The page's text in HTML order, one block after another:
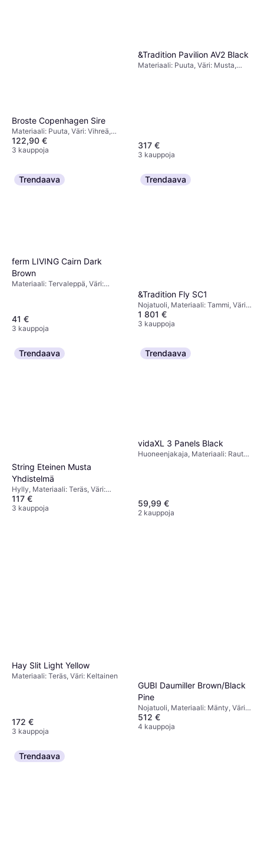
Broste Copenhagen Sire
Materiaali: Puuta, Väri: Vihreä,
Luonnonväri, Sininen,
Ominaisuudet: Jalkatuki
122,90 €
3 kauppoja
&Tradition Pavilion AV2 Black
Materiaali: Puuta, Väri: Musta,
317 €
3 kauppoja
Trendaava
ferm LIVING Cairn Dark
Brown
Materiaali: Tervaleppä, Väri:
41 €
3 kauppoja
Trendaava
&Tradition Fly SC1
Nojatuoli, Materiaali: Tammi, Väri:
Harmaa, Beige, Ruskea
1 801 €
3 kauppoja
Trendaava
String Eteinen Musta
Yhdistelmä
Hylly, Materiaali: Teräs, Väri:
Musta,Säilytysratkaisut: Hyllyt
117 €
3 kauppoja
Trendaava
vidaXL 3 Panels Black
Huoneenjakaja, Materiaali: Rauta,
59,99 €
2 kauppoja
Hay Slit Light Yellow
Materiaali: Teräs, Väri: Keltainen
172 €
3 kauppoja
GUBI Daumiller Brown/Black
Pine
Nojatuoli, Materiaali: Mänty, Väri:
Ruskea, Musta
512 €
4 kauppoja
Trendaava